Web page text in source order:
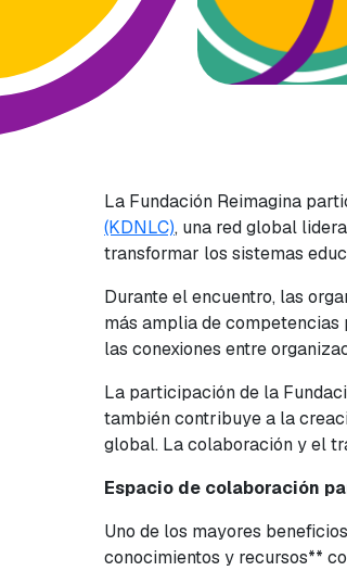
La Fundación Reimagina
(KDNLC), una red global
transformar los sistemas
Durante el encuentro, las
más amplia de competencias
las conexiones entre
La participación de la
también contribuye a la
global. La colaboración y el
Espacio de colaboración
Uno de los mayores
conocimientos y recursos**